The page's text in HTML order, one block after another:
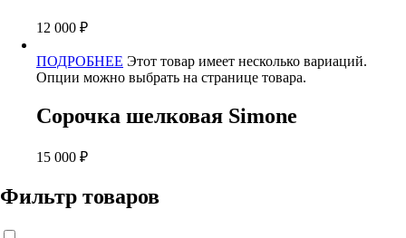
12 000 ₽
ПОДРОБНЕЕ Этот товар имеет несколько вариаций.
Опции можно выбрать на странице товара.
Сорочка шелковая Simone
15 000 ₽
Фильтр товаров